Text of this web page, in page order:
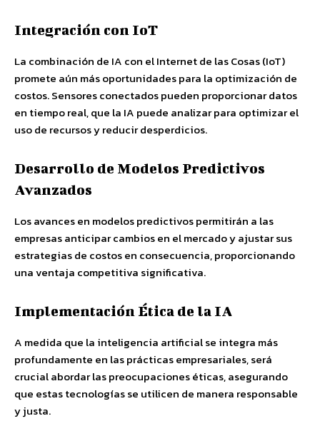
Integración con IoT
La combinación de IA con el Internet de las Cosas (IoT)
promete aún más oportunidades para la optimización de
costos. Sensores conectados pueden proporcionar datos
en tiempo real, que la IA puede analizar para optimizar el
uso de recursos y reducir desperdicios.
Desarrollo de Modelos Predictivos
Avanzados
Los avances en modelos predictivos permitirán a las
empresas anticipar cambios en el mercado y ajustar sus
estrategias de costos en consecuencia, proporcionando
una ventaja competitiva significativa.
Implementación Ética de la IA
A medida que la inteligencia artificial se integra más
profundamente en las prácticas empresariales, será
crucial abordar las preocupaciones éticas, asegurando
que estas tecnologías se utilicen de manera responsable
y justa.